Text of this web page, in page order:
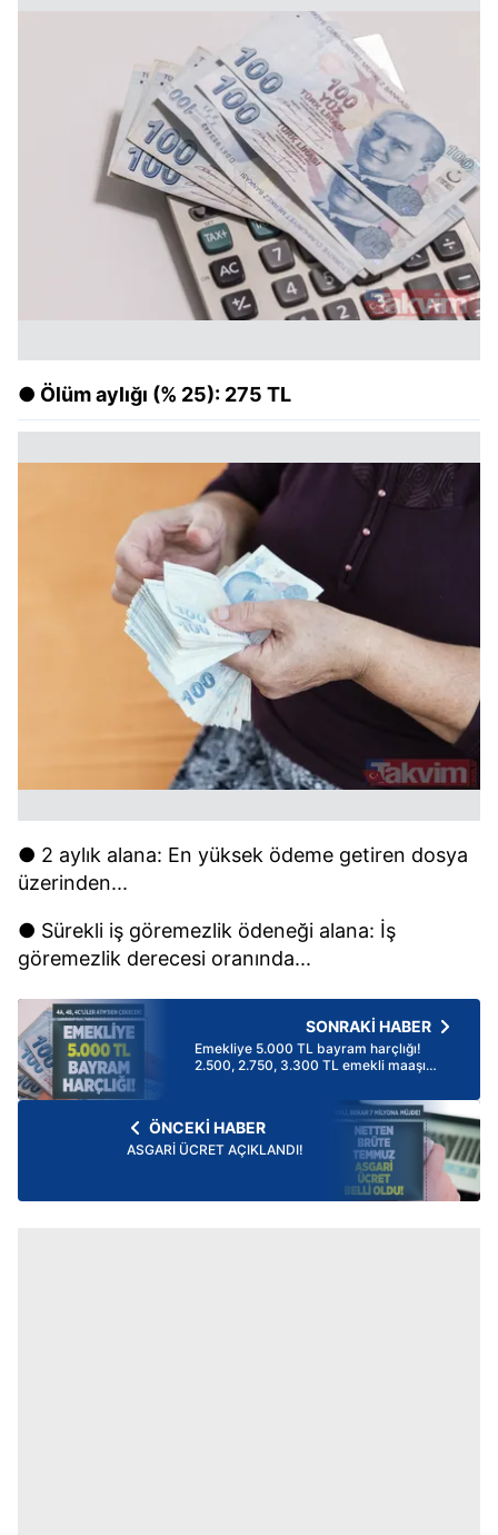
● Ölüm aylığı (% 25): 275 TL
● 2 aylık alana: En yüksek ödeme getiren dosya
üzerinden...
● Sürekli iş göremezlik ödeneği alana: İş
göremezlik derecesi oranında...
SONRAKİ HABER
Emekliye 5.000 TL bayram harçlığı!
2.500, 2.750, 3.300 TL emekli maaşı
ÖNCEKİ HABER
ASGARİ ÜCRET AÇIKLANDI!